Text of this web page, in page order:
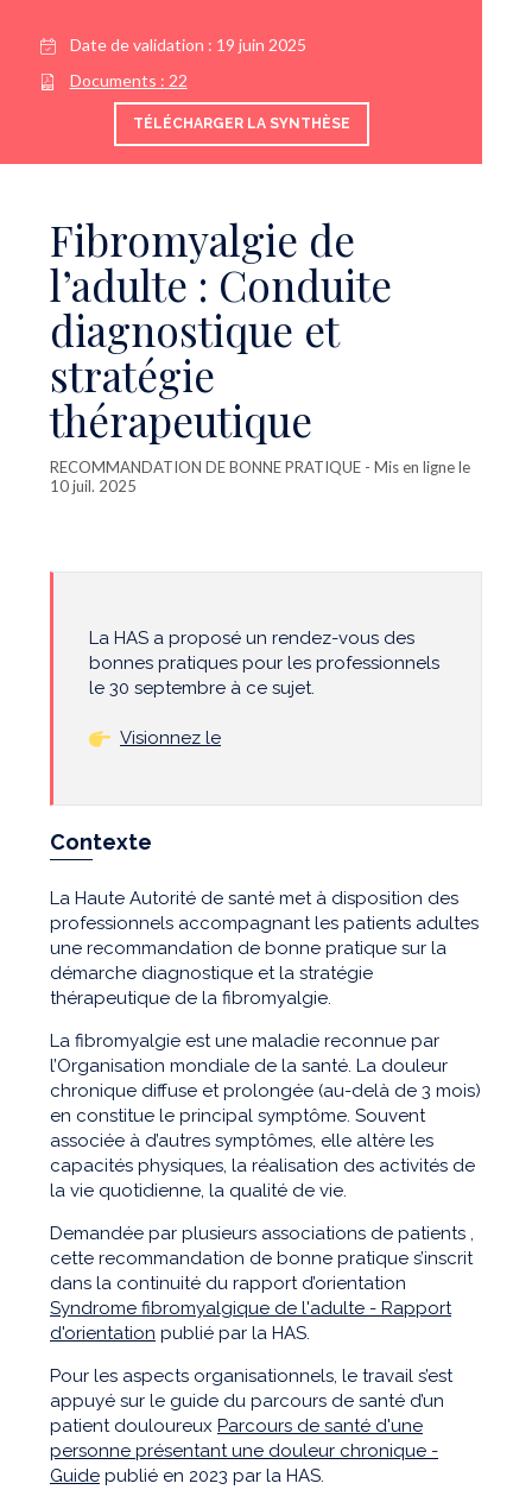
Date de validation : 19 juin 2025
Documents : 22
TÉLÉCHARGER LA SYNTHÈSE
Fibromyalgie de
l’adulte : Conduite
diagnostique et
stratégie
thérapeutique
RECOMMANDATION DE BONNE PRATIQUE - Mis en ligne le
10 juil. 2025
La HAS a proposé un rendez-vous des
bonnes pratiques pour les professionnels
le 30 septembre à ce sujet.
Visionnez le
Contexte
La Haute Autorité de santé met à disposition des
professionnels accompagnant les patients adultes
une recommandation de bonne pratique sur la
démarche diagnostique et la stratégie
thérapeutique de la fibromyalgie.
La fibromyalgie est une maladie reconnue par
l’Organisation mondiale de la santé. La douleur
chronique diffuse et prolongée (au-delà de 3 mois)
en constitue le principal symptôme. Souvent
associée à d’autres symptômes, elle altère les
capacités physiques, la réalisation des activités de
la vie quotidienne, la qualité de vie.
Demandée par plusieurs associations de patients ,
cette recommandation de bonne pratique s’inscrit
dans la continuité du rapport d’orientation
Syndrome fibromyalgique de l'adulte - Rapport
d'orientation publié par la HAS.
Pour les aspects organisationnels, le travail s’est
appuyé sur le guide du parcours de santé d’un
patient douloureux Parcours de santé d'une
personne présentant une douleur chronique -
Guide publié en 2023 par la HAS.